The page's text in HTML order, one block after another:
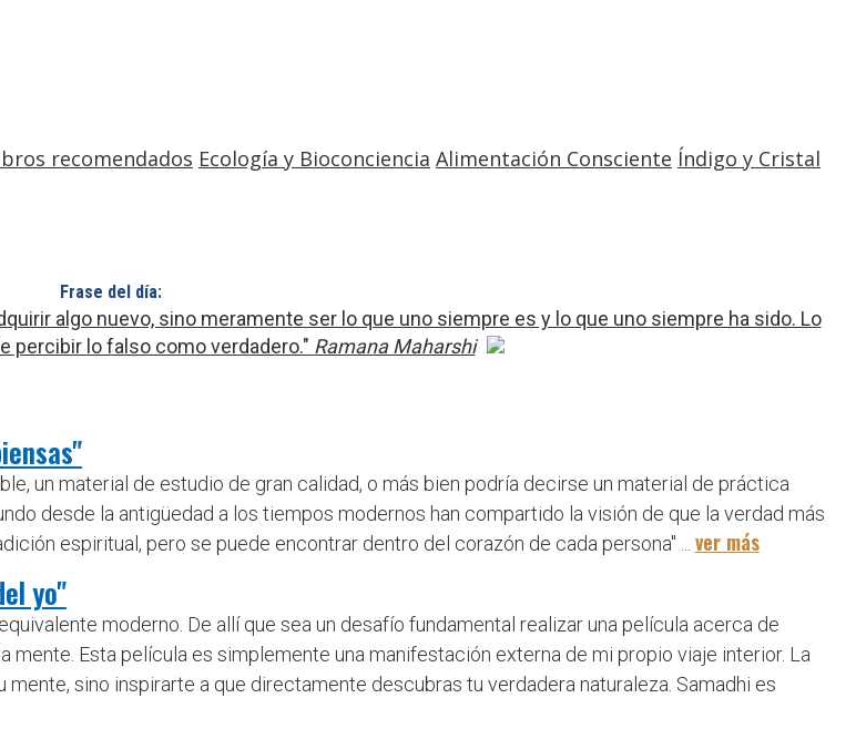
recomendados Ecología y Bioconciencia Alimentación Consciente Índigo y Cristal
Frase del día:
algo nuevo, sino meramente ser lo que uno siempre es y lo que uno siempre ha sido. Lo
percibir lo falso como verdadero." Ramana Maharshi
un material de estudio de gran calidad, o más bien podría decirse un material de práctica
desde la antigüedad a los tiempos modernos han compartido la visión de que la verdad más
espiritual, pero se puede encontrar dentro del corazón de cada persona" ... ver más
yo"
moderno. De allí que sea un desafío fundamental realizar una película acerca de
mente. Esta película es simplemente una manifestación externa de mi propio viaje interior. La
sino inspirarte a que directamente descubras tu verdadera naturaleza. Samadhi es